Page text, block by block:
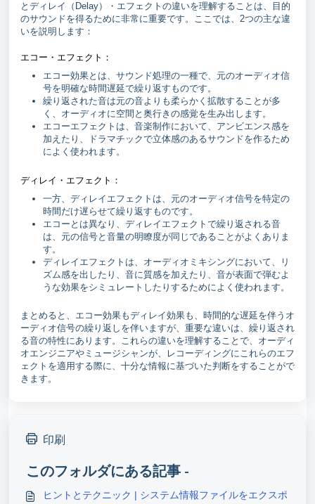
とディレイ（Delay）・エフェクトの違いを理解することは、目的
のサウンドを得るために非常に重要です。ここでは、2つの主な違
いを説明します：
エコー・エフェクト：
エコー効果とは、サウンド処理の一種で、元のオーディオ信
号を明確な時間遅延で繰り返すものです。
繰り返された音は元の音よりも柔らかく拡散することが多
く、オーディオに空間と奥行きの感覚を生み出します。
エコーエフェクトは、音楽制作において、アンビエンス感を
加えたり、ドラマチックで立体感のあるサウンドを作るため
によく使われます。
ディレイ・エフェクト：
一方、ディレイエフェクトは、元のオーディオ信号を特定の
時間だけ遅らせて繰り返すものです。
エコーとは異なり、ディレイエフェクトで繰り返される音
は、元の信号と音量の明瞭度が同じであることがよくありま
す。
ディレイエフェクトは、オーディオミキシングにおいて、リ
ズム感を出したり、音に質感を加えたり、音が表面で弾むよ
うな効果をシミュレートしたりするためによく使われます。
まとめると、エコー効果もディレイ効果も、時間的な遅延を伴うオ
ーディオ信号の繰り返しを伴いますが、重要な違いは、繰り返され
る音の特性にあります。これらの違いを理解することで、オーディ
オエンジニアやミュージシャンが、レコーディングにこれらのエフ
ェクトを適用する際に、十分な情報に基づいた判断をすることがで
きます。
印刷
このフォルダにある記事 -
ヒントとテクニック | システム情報ファイルをエクスポ